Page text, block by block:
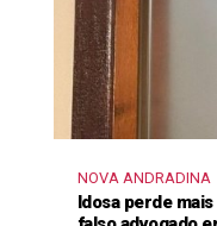
NOVA ANDRADINA
Idosa perde